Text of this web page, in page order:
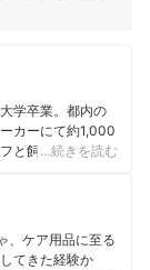
学卒業。都内の
カーにて約1,000
と飼い主による
…続きを読む
、ケア用品に至る
てきた経験か